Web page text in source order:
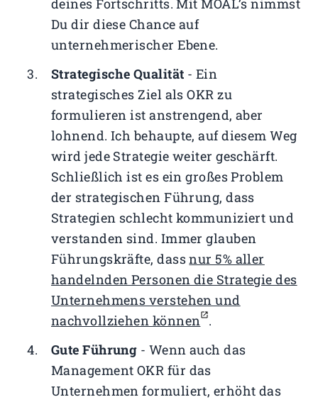
deines Fortschritts. Mit MOAL’s nimmst
Du dir diese Chance auf
unternehmerischer Ebene.
Strategische Qualität - Ein
strategisches Ziel als OKR zu
formulieren ist anstrengend, aber
lohnend. Ich behaupte, auf diesem Weg
wird jede Strategie weiter geschärft.
Schließlich ist es ein großes Problem
der strategischen Führung, dass
Strategien schlecht kommuniziert und
verstanden sind. Immer glauben
Führungskräfte, dassnur 5% aller
handelnden Personen die Strategie des
Unternehmens verstehen und
nachvollziehen können .
Gute Führung - Wenn auch das
Management OKR für das
Unternehmen formuliert, erhöht das